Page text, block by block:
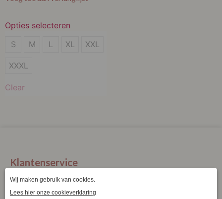
Opties selecteren
S
M
S M L XL XXL
XXXL
Clear
Klantenservice
Verzending & Levering